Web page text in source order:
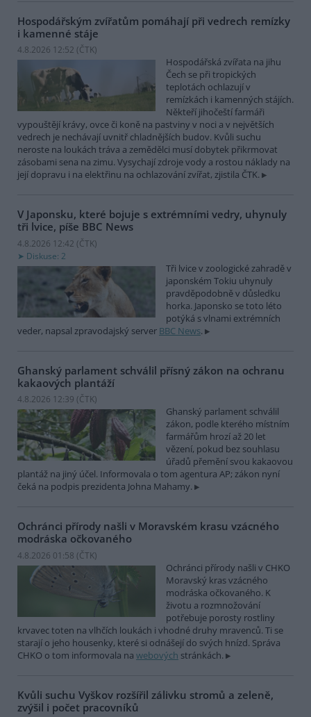
Hospodářským zvířatům pomáhají při vedrech remízky
i kamenné stáje
4.8.2026 12:52 (ČTK)
Hospodářská zvířata na jihu
Čech se při tropických
teplotách ochlazují v
remízkách i kamenných stájích.
Někteří jihočeští farmáři
vypouštějí krávy, ovce či koně na pastviny v noci a v největších
vedrech je nechávají uvnitř chladnějších budov. Kvůli suchu
neroste na loukách tráva a zemědělci musí dobytek přikrmovat
zásobami sena na zimu. Vysychají zdroje vody a rostou náklady na
její dopravu i na elektřinu na ochlazování zvířat, zjistila ČTK.
V Japonsku, které bojuje s extrémními vedry, uhynuly
tři lvice, píše BBC News
4.8.2026 12:42 (ČTK)
Diskuse: 2
Tři lvice v zoologické zahradě v
japonském Tokiu uhynuly
pravděpodobně v důsledku
horka. Japonsko se toto léto
potýká s vlnami extrémních
veder, napsal zpravodajský server BBC News.
Ghanský parlament schválil přísný zákon na ochranu
kakaových plantáží
4.8.2026 12:39 (ČTK)
Ghanský parlament schválil
zákon, podle kterého místním
farmářům hrozí až 20 let
vězení, pokud bez souhlasu
úřadů přemění svou kakaovou
plantáž na jiný účel. Informovala o tom agentura AP; zákon nyní
čeká na podpis prezidenta Johna Mahamy.
Ochránci přírody našli v Moravském krasu vzácného
modráska očkovaného
4.8.2026 01:58 (ČTK)
Ochránci přírody našli v CHKO
Moravský kras vzácného
modráska očkovaného. K
životu a rozmnožování
potřebuje porosty rostliny
krvavec toten na vlhčích loukách i vhodné druhy mravenců. Ti se
starají o jeho housenky, které si odnášejí do svých hnízd. Správa
CHKO o tom informovala na webových stránkách.
Kvůli suchu Vyškov rozšířil zálivku stromů a zeleně,
zvýšil i počet pracovníků